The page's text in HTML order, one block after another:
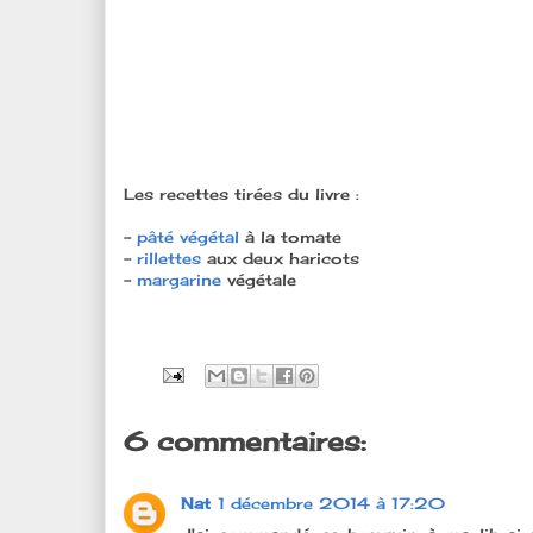
Les recettes tirées du livre :
- pâté végétal à la tomate
- rillettes aux deux haricots
- margarine végétale
6 commentaires:
Nat 1 décembre 2014 à 17:20